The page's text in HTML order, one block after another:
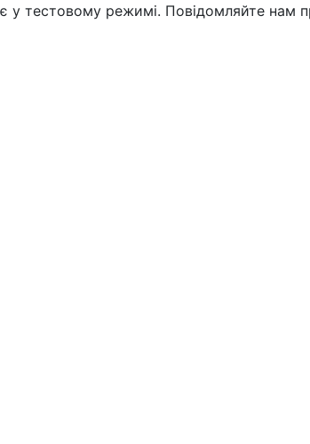
у тестовому режимі. Повідомляйте нам